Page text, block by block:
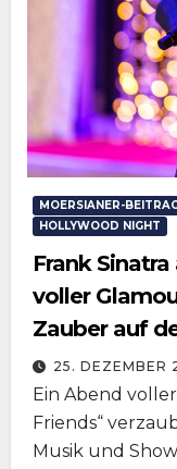
MOERSIANER-
HOLLYWOOD NIGHT
Frank
voller
Zauber auf
25. DEZEMBER
Ein Abend
Friends“
Musik und